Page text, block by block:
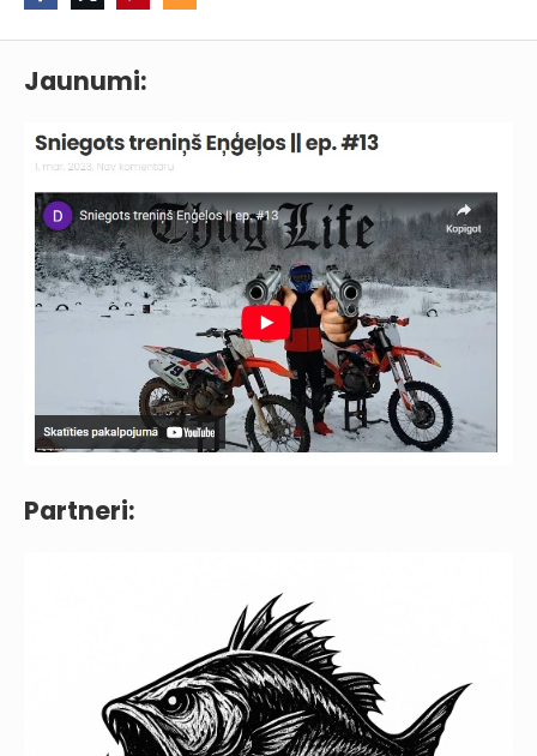
Jaunumi:
Partneri: